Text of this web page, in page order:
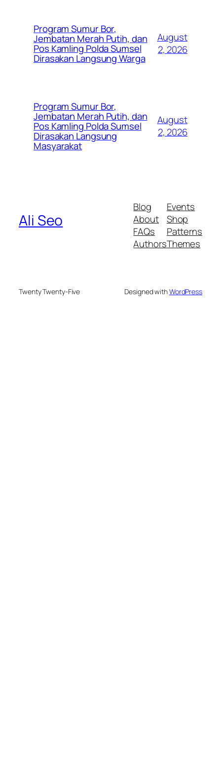
Program Sumur Bor,
Jembatan Merah Putih, dan
Pos Kamling Polda Sumsel
Dirasakan Langsung Warga
August
2, 2026
Program Sumur Bor,
Jembatan Merah Putih, dan
Pos Kamling Polda Sumsel
Dirasakan Langsung
Masyarakat
August
2, 2026
Ali Seo
Blog
About
FAQs
Authors
Events
Shop
Patterns
Themes
Twenty Twenty-Five Designed withWordPress